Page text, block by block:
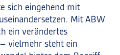
sich eingehend mit
Mit ABW
ein verändertes
vielmehr steht ein